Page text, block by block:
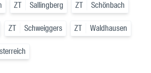
ZT Sallingberg ZT Schönbach
ZT Schweiggers ZT Waldhausen